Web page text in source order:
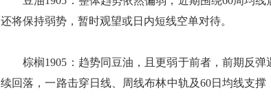
还将保持弱势，暂时观望或日内短线空单对待。
棕榈1905：趋势同豆油，且更弱于前者，前期反弹
续回落，一路击穿日线、周线布林中轨及60日均线支